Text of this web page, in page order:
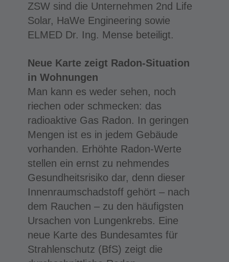
ZSW sind die Unternehmen 2nd Life
Solar, HaWe Engineering sowie
ELMED Dr. Ing. Mense beteiligt.
Neue Karte zeigt Radon-Situation
in Wohnungen
Man kann es weder sehen, noch
riechen oder schmecken: das
radioaktive Gas Radon. In geringen
Mengen ist es in jedem Gebäude
vorhanden. Erhöhte Radon-Werte
stellen ein ernst zu nehmendes
Gesundheitsrisiko dar, denn dieser
Innenraumschadstoff gehört – nach
dem Rauchen – zu den häufigsten
Ursachen von Lungenkrebs. Eine
neue Karte des Bundesamtes für
Strahlenschutz (BfS) zeigt die